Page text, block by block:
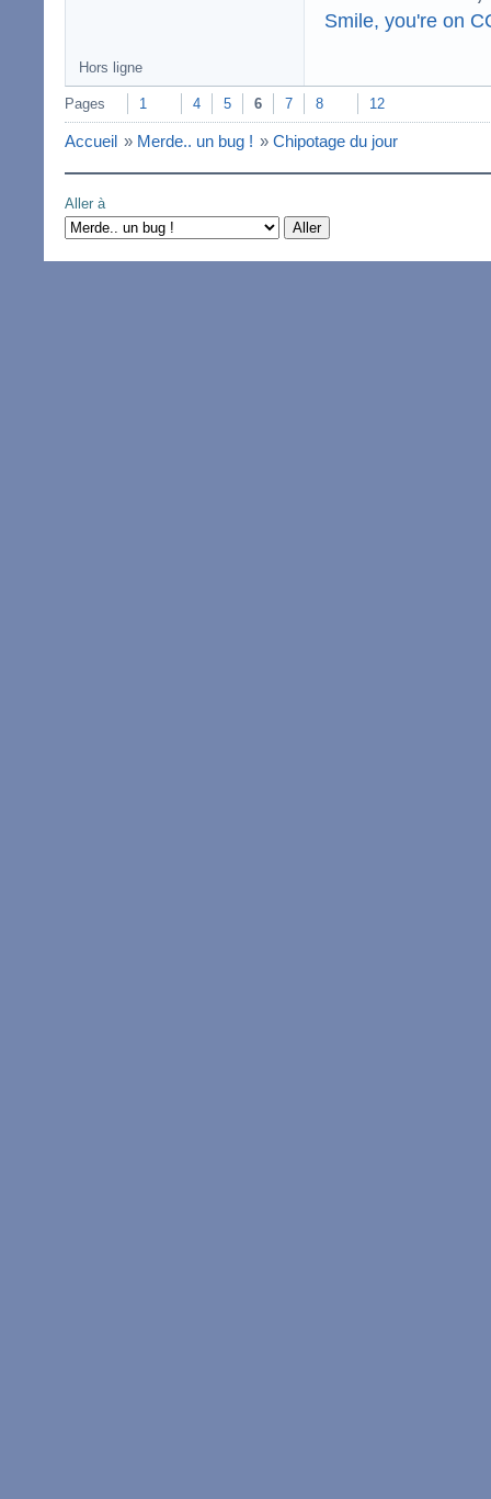
Smile, you're on
Hors ligne
Pages 1 4 5 6 7 8 12
Accueil » Merde.. un bug ! » Chipotage du jour
Aller à